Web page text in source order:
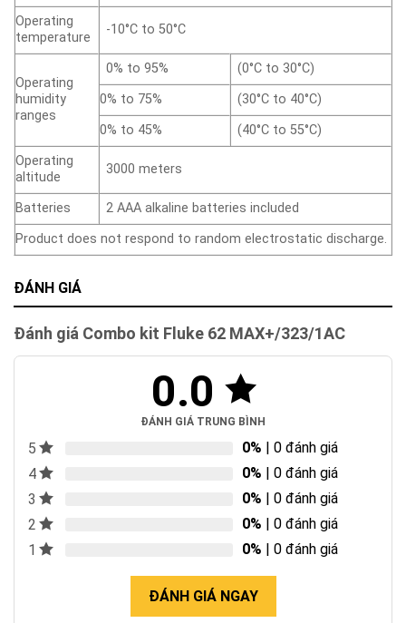
Operating
temperature
-10°C to 50°C
Operating
humidity
ranges
0% to 95%
(0°C to 30°C)
0% to 75%
(30°C to 40°C)
0% to 45%
(40°C to 55°C)
Operating
altitude
3000 meters
Batteries
2 AAA alkaline batteries included
Product does not respond to random electrostatic discharge.
ĐÁNH GIÁ
Đánh giá Combo kit Fluke 62 MAX+/323/1AC
0.0
ĐÁNH GIÁ TRUNG BÌNH
5 0% | 0 đánh giá
4
0% | 0 đánh giá
3
0% | 0 đánh giá
2
0% | 0 đánh giá
1
0% | 0 đánh giá
ĐÁNH GIÁ NGAY